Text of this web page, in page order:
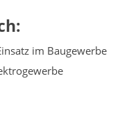
im Baugewerbe